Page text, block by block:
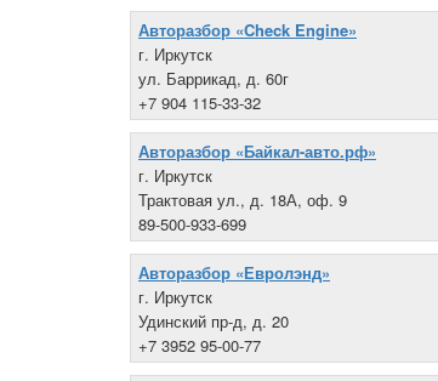
Авторазбор «Check Engine»
г. Иркутск
ул. Баррикад, д. 60г
+7 904 115-33-32
Авторазбор «Байкал-авто.рф»
г. Иркутск
Трактовая ул., д. 18А, оф. 9
89-500-933-699
Авторазбор «Евролэнд»
г. Иркутск
Удинский пр-д, д. 20
+7 3952 95-00-77